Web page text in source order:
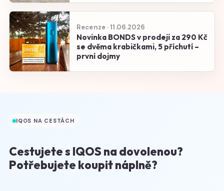
Recenze · 11.06.2026
Novinka BONDS v prodeji za 290 Kč
se dvěma krabičkami, 5 příchutí –
první dojmy
IQOS NA CESTÁCH
Cestujete s IQOS na dovolenou?
Potřebujete koupit náplně?